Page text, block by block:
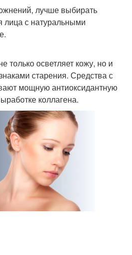
лучше выбирать
лица с натуральными
только осветляет кожу, но и
старения. Средства с
мощную антиоксидантную
коллагена.